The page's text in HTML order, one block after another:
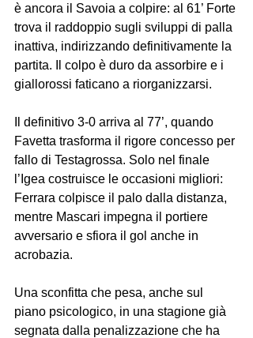
è ancora il Savoia a colpire: al 61’ Forte
trova il raddoppio sugli sviluppi di palla
inattiva, indirizzando definitivamente la
partita. Il colpo è duro da assorbire e i
giallorossi faticano a riorganizzarsi.
Il definitivo 3-0 arriva al 77’, quando
Favetta trasforma il rigore concesso per
fallo di Testagrossa. Solo nel finale
l’Igea costruisce le occasioni migliori:
Ferrara colpisce il palo dalla distanza,
mentre Mascari impegna il portiere
avversario e sfiora il gol anche in
acrobazia.
Una sconfitta che pesa, anche sul
piano psicologico, in una stagione già
segnata dalla penalizzazione che ha